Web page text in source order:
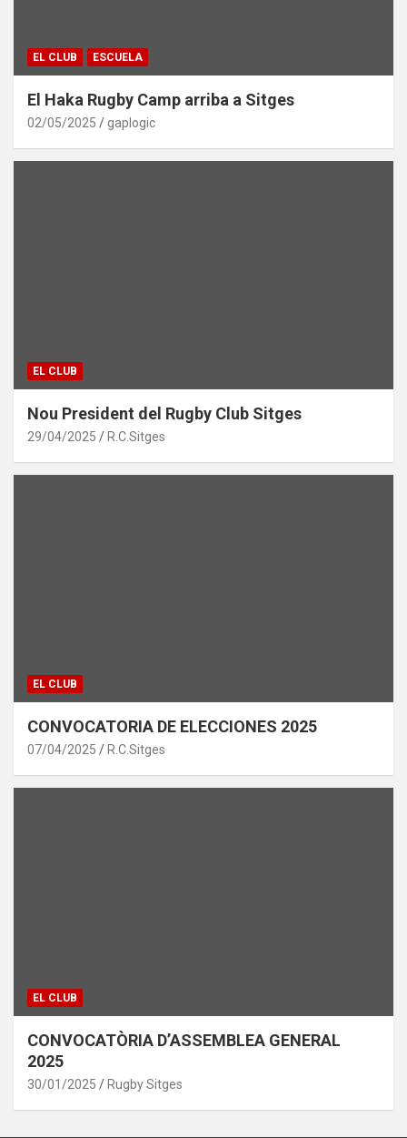
EL CLUB ESCUELA
El Haka Rugby Camp arriba a Sitges
02/05/2025 gaplogic
EL CLUB
Nou President del Rugby Club Sitges
29/04/2025 R.C.Sitges
EL CLUB
CONVOCATORIA DE ELECCIONES 2025
07/04/2025 R.C.Sitges
EL CLUB
CONVOCATÒRIA D’ASSEMBLEA GENERAL
2025
30/01/2025 Rugby Sitges